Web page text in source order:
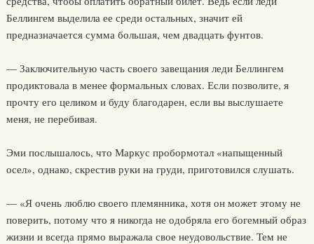
Беллингем выделила ее среди остальных, значит ей
предназначается сумма большая, чем двадцать фунтов.
— Заключительную часть своего завещания леди Беллингем
продиктовала в менее формальных словах. Если позволите, я
прочту его целиком и буду благодарен, если вы выслушаете
меня, не перебивая.
Эми послышалось, что Маркус пробормотал «напыщенный
осел», однако, скрестив руки на груди, приготовился слушать.
— «Я очень люблю своего племянника, хотя он может этому не
поверить, потому что я никогда не одобряла его богемный образ
жизни и всегда прямо выражала свое неудовольствие. Тем не